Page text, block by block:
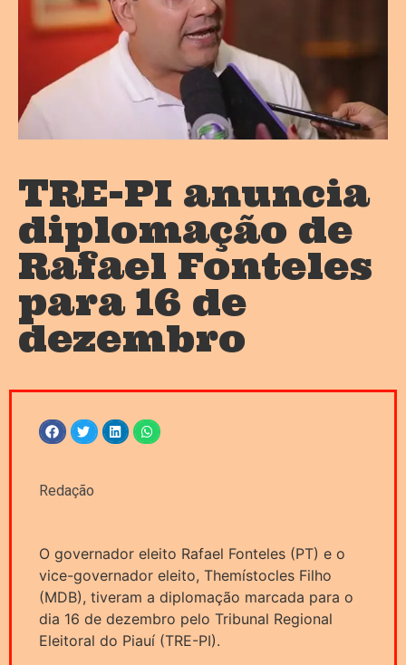
TRE-PI anuncia
diplomação de
Rafael Fonteles
para 16 de
dezembro
Redação
O governador eleito Rafael Fonteles (PT) e o
vice-governador eleito, Themístocles Filho
(MDB), tiveram a diplomação marcada para o
dia 16 de dezembro pelo Tribunal Regional
Eleitoral do Piauí (TRE-PI).